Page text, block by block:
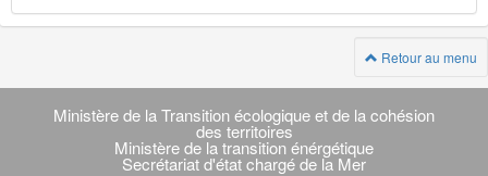
Retour au menu
Navigation
transverse
Ministère de la Transition écologique et de la cohésion
des territoires
Ministère de la transition énérgétique
Secrétariat d'état chargé de la Mer